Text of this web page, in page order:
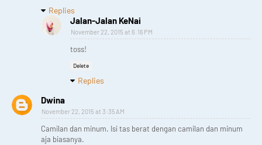
Replies
Jalan-Jalan KeNai
November 22, 2015 at 6:16 PM
toss!
Delete
Replies
Dwina
November 22, 2015 at 3:35 AM
Camilan dan minum. Isi tas berat dengan camilan dan minum
aja biasanya.